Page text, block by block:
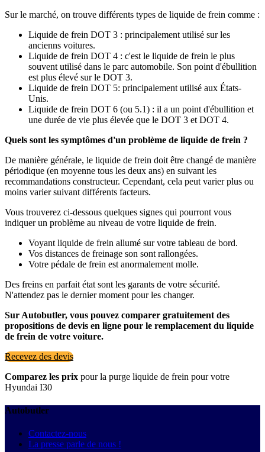
Sur le marché, on trouve différents types de liquide de frein comme :
Liquide de frein DOT 3 : principalement utilisé sur les
ancienns voitures.
Liquide de frein DOT 4 : c'est le liquide de frein le plus
souvent utilisé dans le parc automobile. Son point d'ébullition
est plus élevé sur le DOT 3.
Liquide de frein DOT 5: principalement utilisé aux États-
Unis.
Liquide de frein DOT 6 (ou 5.1) : il a un point d'ébullition et
une durée de vie plus élevée que le DOT 3 et DOT 4.
Quels sont les symptômes d'un problème de liquide de frein ?
De manière générale, le liquide de frein doit être changé de manière
périodique (en moyenne tous les deux ans) en suivant les
recommandations constructeur. Cependant, cela peut varier plus ou
moins varier suivant différents facteurs.
Vous trouverez ci-dessous quelques signes qui pourront vous
indiquer un problème au niveau de votre liquide de frein.
Voyant liquide de frein allumé sur votre tableau de bord.
Vos distances de freinage son sont rallongées.
Votre pédale de frein est anormalement molle.
Des freins en parfait état sont les garants de votre sécurité.
N'attendez pas le dernier moment pour les changer.
Sur Autobutler, vous pouvez comparer gratuitement des
propositions de devis en ligne pour le remplacement du liquide
de frein de votre voiture.
Recevez des devis
Comparez les prix pour la purge liquide de frein pour votre
Hyundai I30
Autobutler
Contactez-nous
La presse parle de nous !